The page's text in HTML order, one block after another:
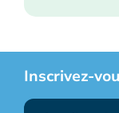
Inscrivez-